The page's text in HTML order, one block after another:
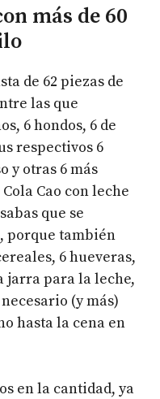
más de 60
de 62 piezas de
las que
6 hondos, 6 de
respectivos 6
y otras 6 más
Cao con leche
que se
porque también
6 hueveras,
jarra para la leche,
(y más)
hasta la cena en
en la cantidad, ya